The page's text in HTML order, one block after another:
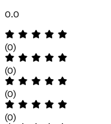
0.0
(0)
(0)
(0)
(0)